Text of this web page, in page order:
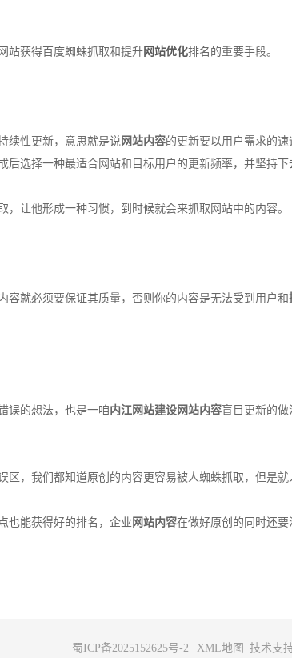
获得百度蜘蛛抓取和提升 网站优化排名的重要手段。
续性更新，意思就是说 网站内容的更新要以用户需求的
后选择一种最适合网站和目标用户的更新频率，并坚持下
让他形成一种习惯，到时候就会来抓取网站中的内容。
就必须要保证其质量，否则你的内容是无法受到用户和
误的想法，也是一咱内江网站建设 网站内容盲目更新的
区，我们都知道原创的内容更容易被人蜘蛛抓取，但是
能获得好的排名，企业 网站内容在做好原创的同时还要
蜀ICP备2025152625号-2 XML地图 技术支持